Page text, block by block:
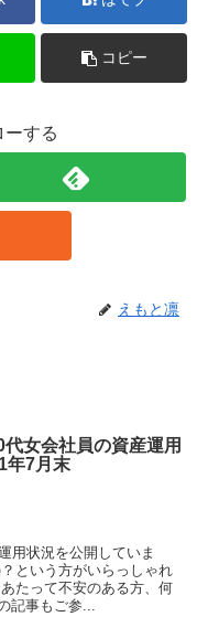
コピー
ーする
えもと凛
代女会社員の資産運用
7月末
用状況を公開していま
という方がいらっしゃれ
たって不安のある方、何
記事もご参...